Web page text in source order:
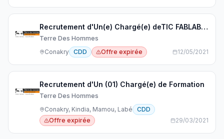
Recrutement d'Un(e) Chargé(e) deTIC FABLAB -Terre des hommes
Terre Des Hommes
Conakry CDD Offre expirée 12/05/2021
Recrutement d'Un (01) Chargé(e) de Formation
Terre Des Hommes
Conakry, Kindia, Mamou, Labé
CDD
Offre expirée
29/03/2021